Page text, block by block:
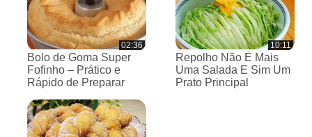
02:36
Bolo de Goma Super
Fofinho – Prático e
Rápido de Preparar
10:11
Repolho Não É Mais
Uma Salada E Sim Um
Prato Principal